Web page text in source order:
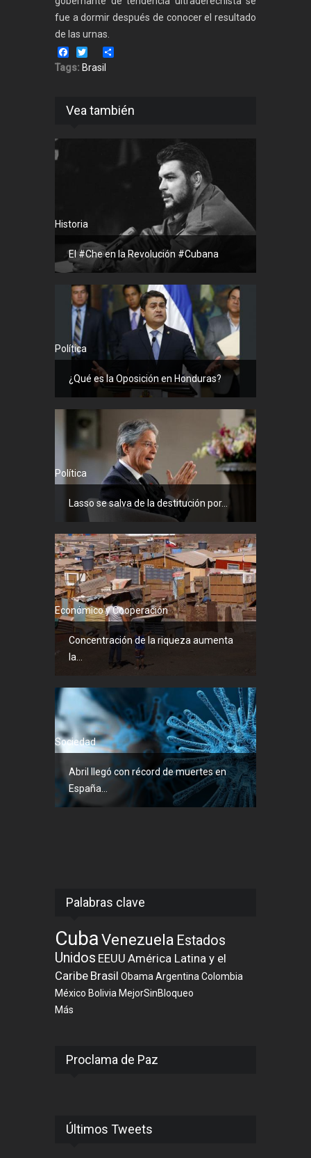
fue a dormir después de conocer el resultado
de las urnas.
Facebook
Twitter
Tags: Brasil
Vea también
Historia
El #Che en la Revolución #Cubana
Política
¿Qué es la Oposición en Honduras?
Política
Lasso se salva de la destitución por...
Económico y Cooperación
Concentración de la riqueza aumenta
la...
Sociedad
Abril llegó con récord de muertes en
España...
Palabras clave
CubaVenezuela Estados
Unidos EEUU América Latina y el
Caribe Brasil Obama Argentina Colombia
México Bolivia MejorSinBloqueo
Más
Proclama de Paz
Últimos Tweets